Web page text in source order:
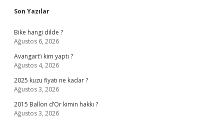
Sidebar
Son Yazılar
Bike hangi dilde ?
Ağustos 6, 2026
Avangart’ı kim yaptı ?
Ağustos 4, 2026
2025 kuzu fiyatı ne kadar ?
Ağustos 3, 2026
2015 Ballon d’Or kimin hakkı ?
Ağustos 3, 2026